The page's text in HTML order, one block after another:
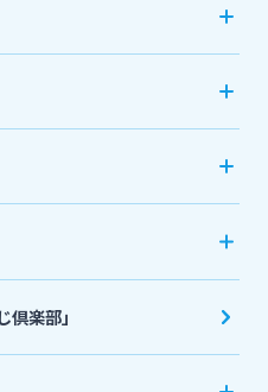
）
取立
楽部」